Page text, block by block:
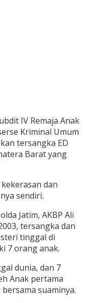
IV Remaja Anak
Kriminal Umum
tersangka ED
Barat yang
dan
sendiri.
Jatim, AKBP Ali
tersangka dan
tinggal di
7 orang anak.
dunia, dan 7
Anak pertama
suaminya.